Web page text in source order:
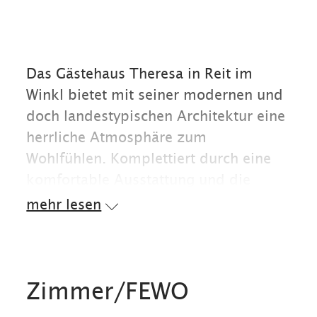
Das Gästehaus Theresa in Reit im
Winkl bietet mit seiner modernen und
doch landestypischen Architektur eine
herrliche Atmosphäre zum
Wohlfühlen. Komplettiert durch eine
zentrale Lage zu sämtlichen Sport-
mit handgefertigtem hellen Holz,
bietet Ihnen ein unverwechselbares
mehr lesen
Zimmer/FEWO